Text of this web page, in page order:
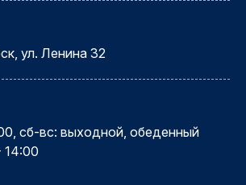
ул. Ленина 32
сб-вс: выходной, обеденный
14:00